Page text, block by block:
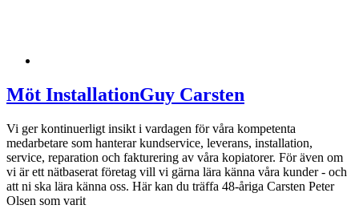
Möt InstallationGuy Carsten
Vi ger kontinuerligt insikt i vardagen för våra kompetenta
medarbetare som hanterar kundservice, leverans, installation,
service, reparation och fakturering av våra kopiatorer. För även om
vi är ett nätbaserat företag vill vi gärna lära känna våra kunder - och
att ni ska lära känna oss. Här kan du träffa 48-åriga Carsten Peter
Olsen som varit